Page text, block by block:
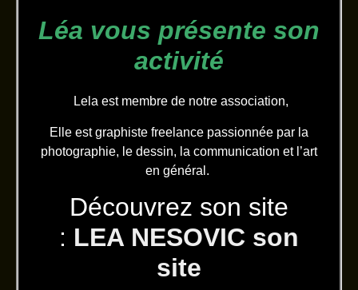
Léa vous présente son
activité
Lela est membre de notre association,
Elle est graphiste freelance passionnée par la
photographie, le dessin, la communication et l’art
en général.
Découvrez son site
: LEA NESOVIC son
site